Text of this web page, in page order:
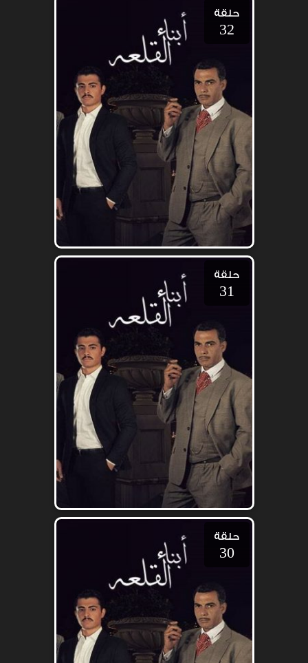
حلقة
32
حلقة
31
حلقة
30